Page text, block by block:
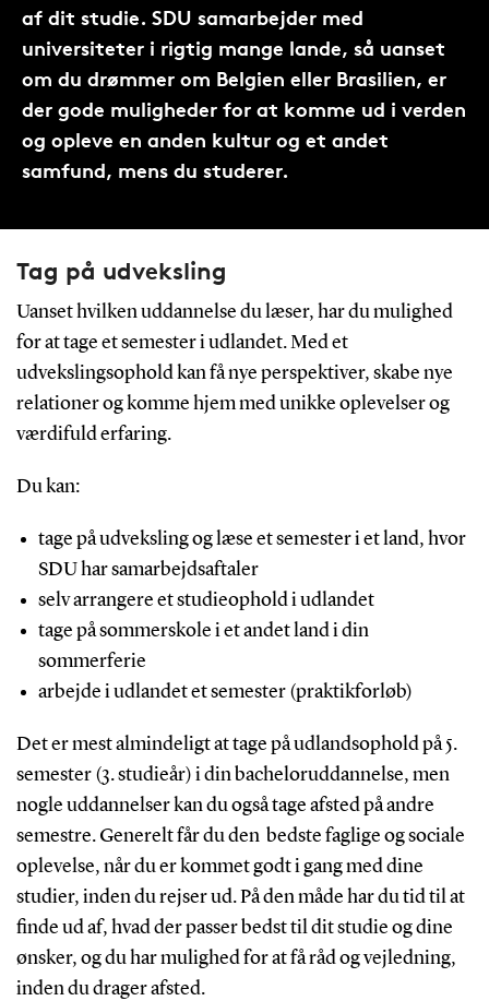
af dit studie. SDU samarbejder med
universiteter i rigtig mange lande, så uanset
om du drømmer om Belgien eller Brasilien, er
der gode muligheder for at komme ud i verden
og opleve en anden kultur og et andet
samfund, mens du studerer.
Tag på udveksling
Uanset hvilken uddannelse du læser, har du mulighed
for at tage et semester i udlandet. Med et
udvekslingsophold kanfå nye perspektiver, skabe nye
relationer og komme hjem med unikke oplevelser og
værdifuld erfaring.
Du kan:
tage på udveksling og læse et semester i et land, hvor
SDU har samarbejdsaftaler
selv arrangere et studieophold i udlandet
tage på sommerskole i et andet land i din
sommerferie
arbejde i udlandet et semester (praktikforløb)
Det er mest almindeligt at tage på udlandsophold på 5.
semester (3. studieår) i din bacheloruddannelse, men
nogle uddannelser kan du også tage afsted på andre
semestre. Generelt får du den bedste faglige og sociale
oplevelse, når du er kommet godt i gang med dine
studier, inden du rejser ud. På den måde har du tid til at
finde ud af, hvad der passer bedst til dit studie og dine
ønsker, og du har mulighed for at få råd og vejledning,
inden du drager afsted.